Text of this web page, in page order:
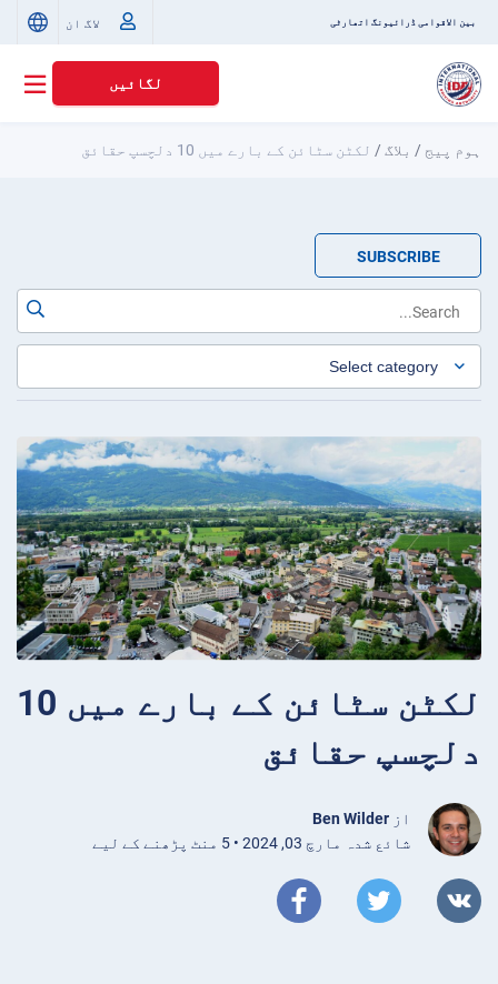
بین الاقوامی ڈرائیونگ اتھارٹی لاگ ان
لگائیں
ہوم پیج / بلاگ/ لکٹن سٹائن کے بارے میں 10 دلچسپ حقائق
SUBSCRIBE
لکٹن سٹائن کے بارے میں 10
دلچسپ حقائق
از Ben Wilder
شائع شدہ مارچ 03, 2024 • 5 منٹ پڑھنے کے لیے